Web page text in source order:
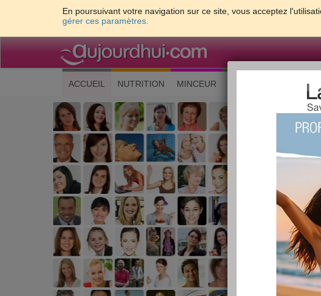
En poursuivant votre navigation sur ce site, vous acceptez
gérer ces paramètres.
ACCUEIL (current)
NUTRITION MINCEUR FORME &
Les